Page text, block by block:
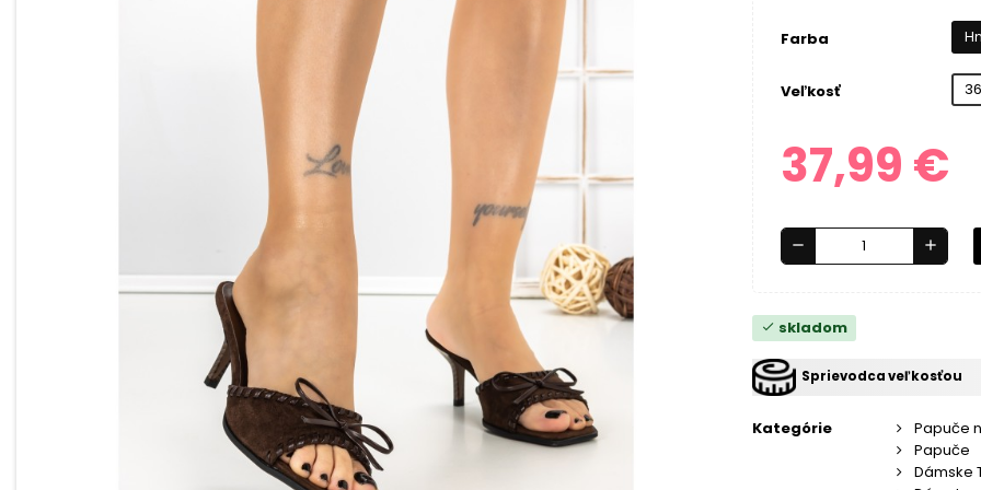
Farba
Veľkosť 36
37,99 €
remove add
check skladom
Sprievodca veľkosťou
Kategórie
Papuče
Papuče
Dámske